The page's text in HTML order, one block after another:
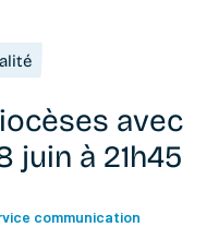
avec
juin à 21h45
communication